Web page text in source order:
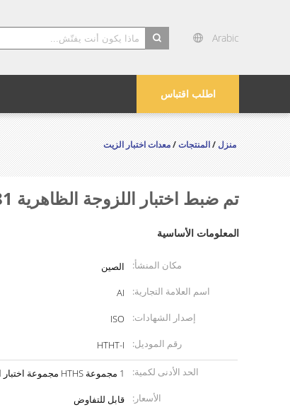
Arabic
اطلب اقتباس
منزل/المنتجات/معدات اختبار الزيت
تم ضبط اختبار اللزوجة الظاهرية ASTM D5481 على درجة حرارة عالية ومعدل قص عالي
المعلومات الأساسية
مكان المنشأ:
الصين
اسم العلامة التجارية:
AI
إصدار الشهادات:
ISO
رقم الموديل:
HTHT-I
الحد الأدنى لكمية:
1 مجموعة HTHS مجموعة اختبار اللزوجة الظاهرية
الأسعار:
قابل للتفاوض